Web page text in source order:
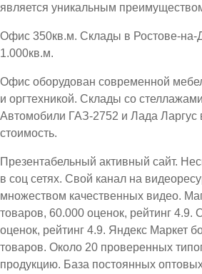
является уникальным
Офис 350кв.м. Склады в Ростове-на-
1.000кв.м.
Офис оборудован современной
и оргтехникой. Склады со
Автомобили ГАЗ-2752 и Лада Ларгус
стоимость.
Презентабельный активный сайт.
в соц сетях. Свой канал на
множеством качественных видео.
товаров, 60.000 оценок, рейтинг 4.9.
оценок, рейтинг 4.9. Яндекс Маркет
товаров. Около 20 проверенных
продукцию. База постоянных